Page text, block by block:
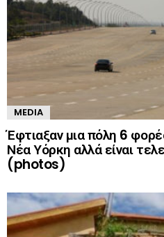
MEDIA
Έφτιαξαν μια πόλη 6
Νέα Υόρκη αλλά είναι
(photos)